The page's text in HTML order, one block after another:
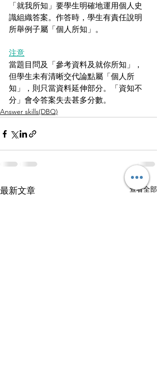
「就我所知」要學生明確地運用個人史
識組織答案。作答時，學生有責任說明
所舉例子屬「個人所知」。
注意
當題目問及「參考資料及就你所知」，
但學生未有清晰交代論點屬「個人所
知」，則只當資料延伸部分。「資知不
分」會令答案失去甚多分數。
Answer skills(DBQ)
最新文章 查看全部